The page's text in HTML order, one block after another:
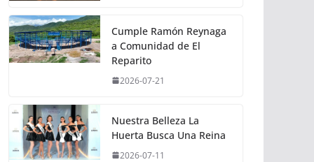
Cumple Ramón Reynaga
a Comunidad de El
Reparito
2026-07-21
Nuestra Belleza La
Huerta Busca Una Reina
2026-07-11